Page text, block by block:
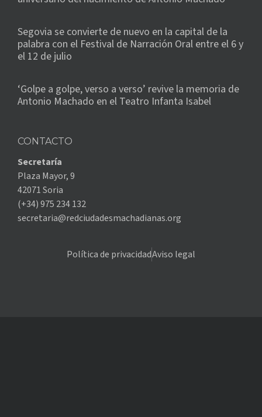
Segovia se convierte de nuevo en la capital de la
palabra con el Festival de Narración Oral entre el 6 y
el 12 de julio
‘Golpe a golpe, verso a verso’ revive la memoria de
Antonio Machado en el Teatro Infanta Isabel
CONTACTO
Secretaría
Plaza Mayor, 9
42071 Soria
(+34) 975 234 132
secretaria@redciudadesmachadianas.org
Política de privacidadAviso legal